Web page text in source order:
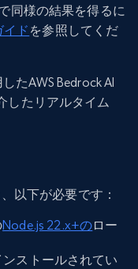
同様の結果を得るに
イド を参照してくだ
たAWS Bedrock AI
したリアルタイム
以下が必要です：
Node.js 22.x+のロー
ンストールされてい